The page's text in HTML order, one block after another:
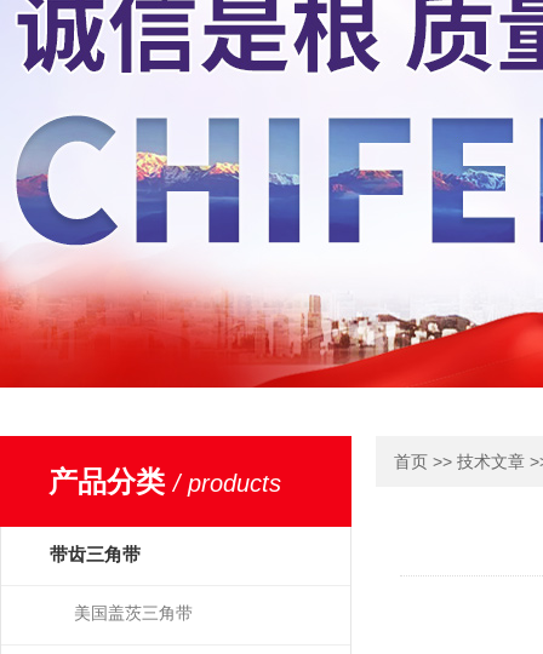
产品分类/ products
带齿三角带
美国盖茨三角带
首页 >> 技术文章